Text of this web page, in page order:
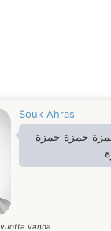
Souk Ahras
حمزة حمزة
vuotta vanha